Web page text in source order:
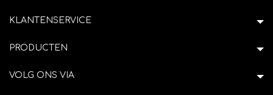
KLANTENSERVICE
PRODUCTEN
VOLG ONS VIA